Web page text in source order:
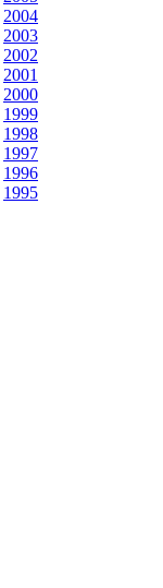
2004
2003
2002
2001
2000
1999
1998
1997
1996
1995